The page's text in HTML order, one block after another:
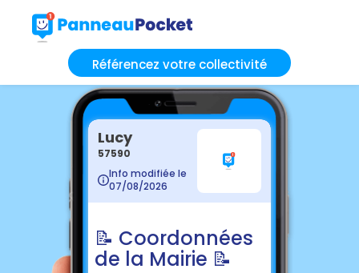
Référencez votre collectivité
Lucy
57590
Info modifiée le
07/08/2026
📝 Coordonnées
de la Mairie 📝